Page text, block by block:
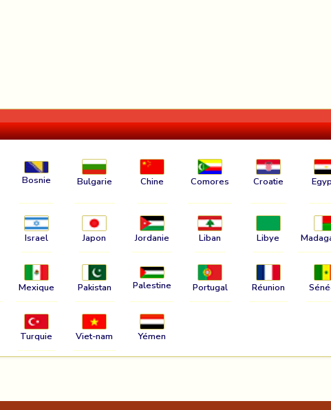
Bosnie Bulgarie Chine Comores Croatie
Israel Japon Jordanie Liban Libye
Mexique Pakistan Palestine Portugal Réunion
Turquie Viet-nam Yémen